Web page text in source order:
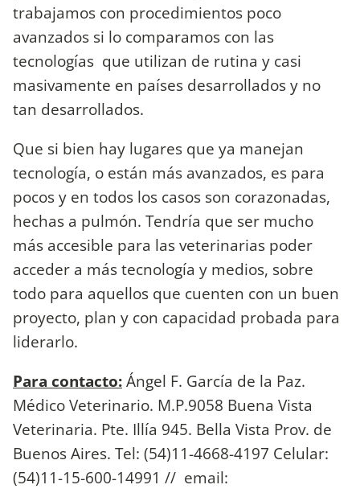
trabajamos con procedimientos poco
avanzados si lo comparamos con las
tecnologías que utilizan de rutina y casi
masivamente en países desarrollados y no
tan desarrollados.
Que si bien hay lugares que ya manejan
tecnología, o están más avanzados, es para
pocos y en todos los casos son corazonadas,
hechas a pulmón. Tendría que ser mucho
más accesible para las veterinarias poder
acceder a más tecnología y medios, sobre
todo para aquellos que cuenten con un buen
proyecto, plan y con capacidad probada para
liderarlo.
Para contacto:Ángel F. García de la Paz.
Médico Veterinario. M.P.9058 Buena Vista
Veterinaria. Pte. Illía 945. Bella Vista Prov. de
Buenos Aires. Tel: (54)11-4668-4197 Celular:
(54)11-15-600-14991 // email: